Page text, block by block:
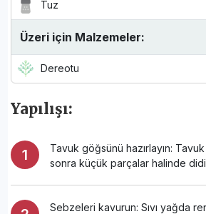
Tuz
Üzeri için Malzemeler:
Dereotu
Yapılışı:
Tavuk göğsünü hazırlayın:
sonra küçük parçalar halinde
Sebzeleri kavurun: Sıvı yağda